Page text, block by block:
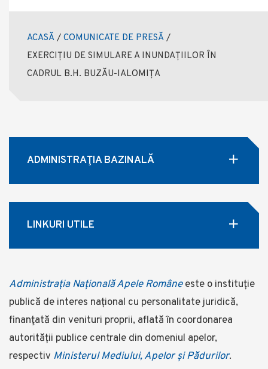
ACASĂ / COMUNICATE DE PRESĂ /
EXERCIȚIU DE SIMULARE A INUNDAȚIILOR ÎN
CADRUL B.H. BUZĂU-IALOMIȚA
ADMINISTRAŢIA BAZINALĂ
LINKURI UTILE
Administrația Națională Apele Româneeste o instituție
publică de interes național cu personalitate juridică,
finanţată din venituri proprii, aflată în coordonarea
autorității publice centrale din domeniul apelor,
respectiv Ministerul Mediului, Apelor și Pădurilor.